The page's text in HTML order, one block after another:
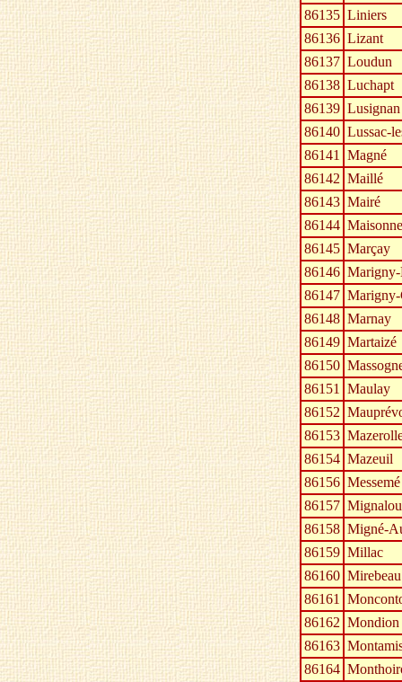
86135 Liniers
86136 Lizant
86137 Loudun
86138 Luchapt
86139 Lusignan
86140 Lussac-
86141 Magné
86142 Maillé
86143 Mairé
86144
86145 Marçay
86146
86147 Marigny-
86148 Marnay
86149 Martaizé
86150
86151 Maulay
86152
86153
86154 Mazeuil
86156 Messemé
86157
86158 Migné-
86159 Millac
86160 Mirebeau
86161
86162 Mondion
86163
86164